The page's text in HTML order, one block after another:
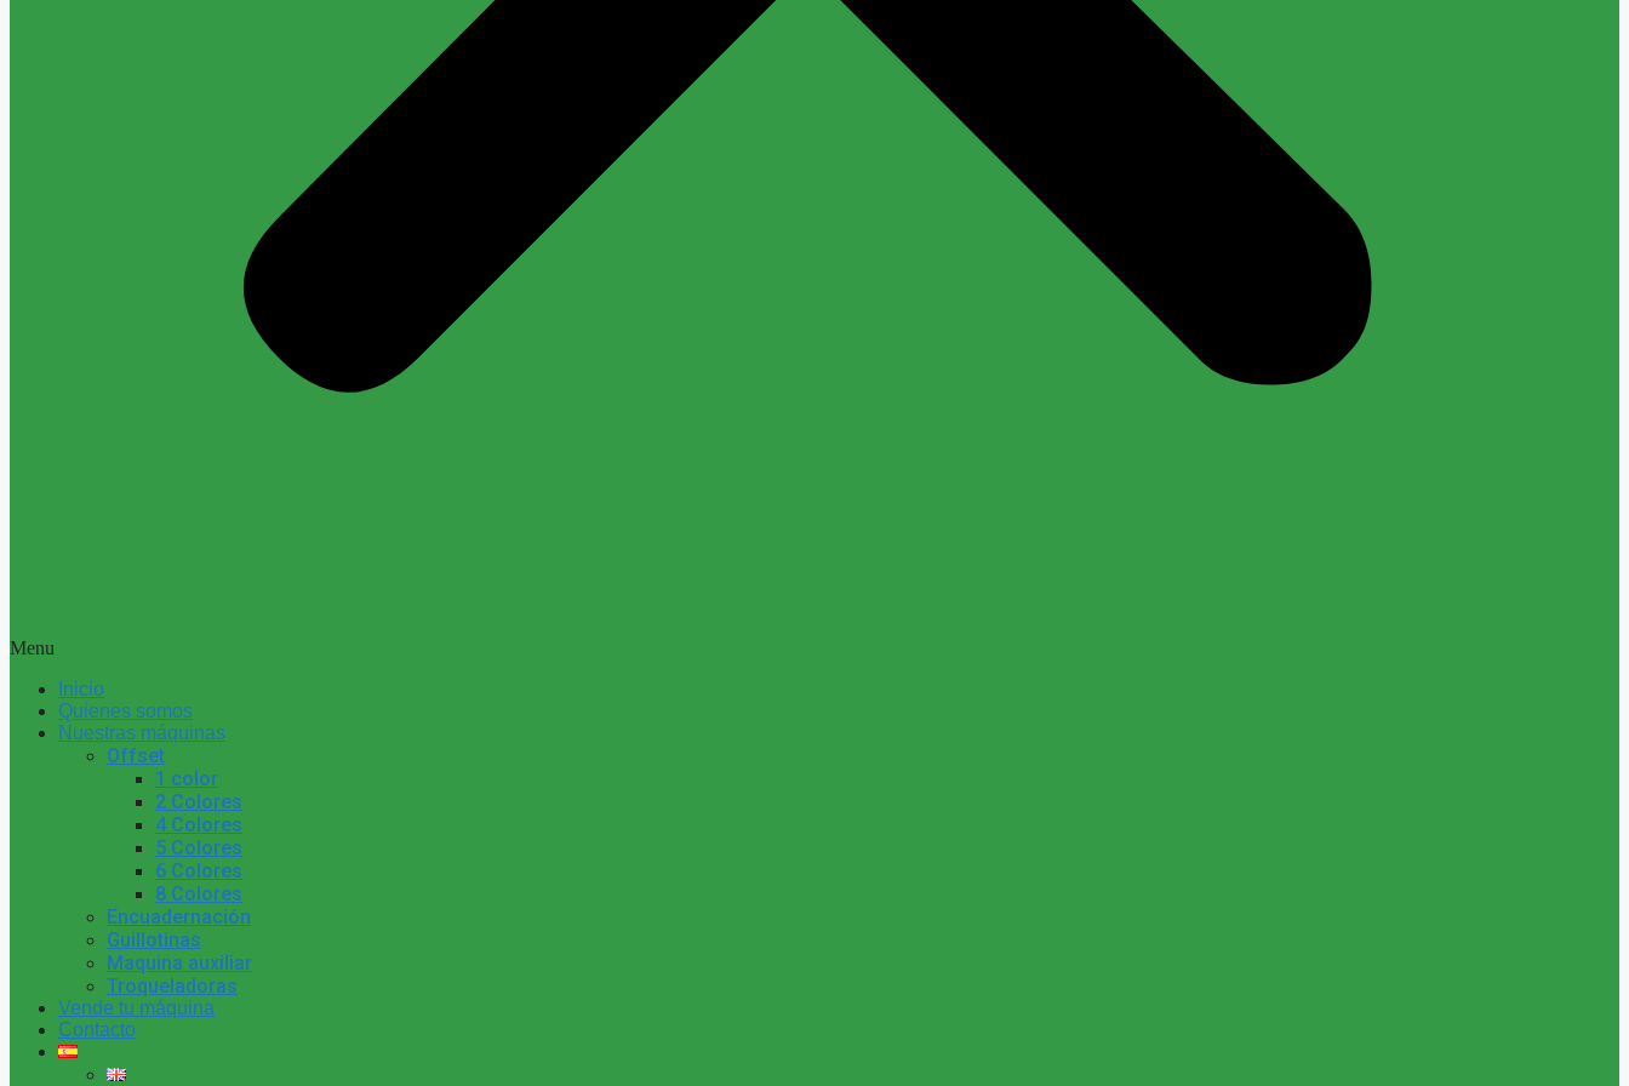
Menu
Inicio
Quienes somos
Nuestras máquinas
Offset
1 color
2 Colores
4 Colores
5 Colores
6 Colores
8 Colores
Encuadernación
Guillotinas
Maquina auxiliar
Troqueladoras
Vende tu máquina
Contacto